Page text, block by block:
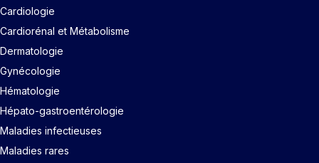
Cardiologie
Cardiorénal et Métabolisme
Dermatologie
Gynécologie
Hématologie
Hépato-gastroentérologie
Maladies infectieuses
Maladies rares